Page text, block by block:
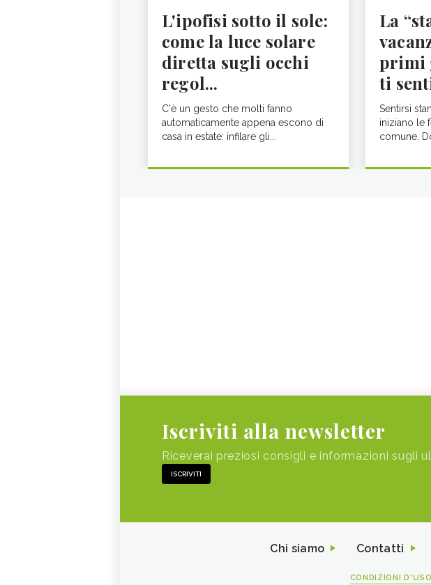
L'ipofisi sotto il sole:
come la luce solare
diretta sugli occhi
regol...
C'è un gesto che molti fanno
automaticamente appena escono di
casa in estate: infilare gli...
La
primi
ti
Sentirsi
iniziano le
comune.
Iscriviti alla newsletter
Riceverai preziosi consigli e informazioni sugli
ISCRIVITI
Chi siamo Contatti
CONDIZIONI D'USO